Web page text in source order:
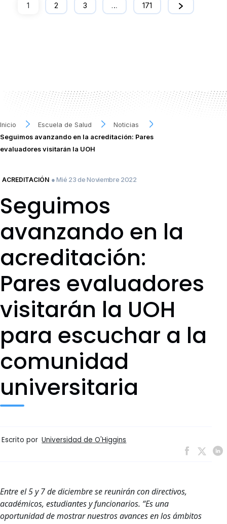
1 2 3 … 171
Inicio Escuela de Salud
Noticias
Seguimos avanzando en la acreditación: Pares
evaluadores visitarán la UOH
ACREDITACIÓN ● Mié 23 de Noviembre 2022
Seguimos
avanzando en la
acreditación:
Pares evaluadores
visitarán la UOH
para escuchar a la
comunidad
universitaria
Escrito por Universidad de O'Higgins
Entre el 5 y 7 de diciembre se reunirán con directivos,
académicos, estudiantes y funcionarios. “Es una
oportunidad de mostrar nuestros avances en los ámbitos